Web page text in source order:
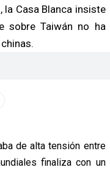
Casa Blanca insiste
sobre Taiwán no ha
de alta tensión entre
finaliza con un